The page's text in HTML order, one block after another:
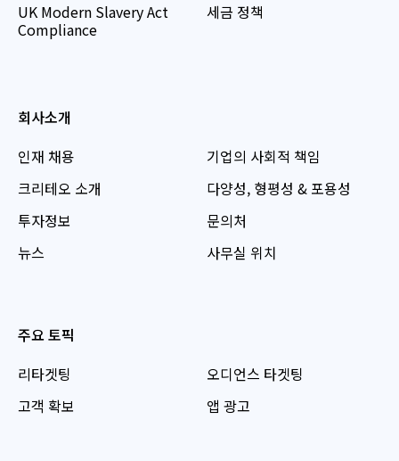
UK Modern Slavery Act
Compliance
세금 정책
회사소개
인재 채용
크리테오 소개
투자정보
뉴스
기업의 사회적 책임
다양성, 형평성 & 포용성
문의처
사무실 위치
주요 토픽
리타겟팅
고객 확보
오디언스 타겟팅
앱 광고